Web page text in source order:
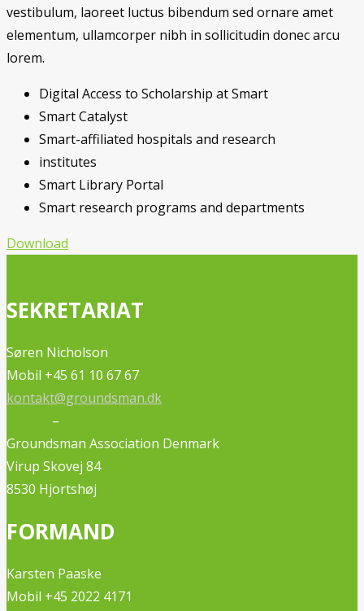
vestibulum, laoreet luctus bibendum sed ornare amet
elementum, ullamcorper nibh in sollicitudin donec arcu
lorem.
Digital Access to Scholarship at Smart
Smart Catalyst
Smart-affiliated hospitals and research
institutes
Smart Library Portal
Smart research programs and departments
Download
SEKRETARIAT
Søren Nicholson
Mobil +45 61 10 67 67
kontakt@groundsman.dk
–
Groundsman Association Denmark
Virup Skovej 84
8530 Hjortshøj
FORMAND
Karsten Paaske
Mobil +45 2022 4171